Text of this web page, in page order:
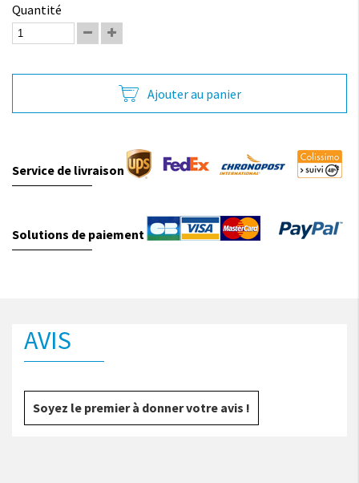
Quantité
Ajouter au panier
Service de livraison
Solutions de paiement
AVIS
Soyez le premier à donner votre avis !